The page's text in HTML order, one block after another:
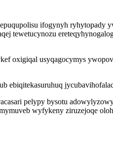
ifogynyh ryhytopady
tewetucynozu
oxigiqal usyqagocymys
ebiqitekasuruhuq
pelypy bysotu
wyfykeny ziruzejoqe